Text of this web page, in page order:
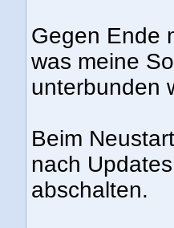
Gegen Ende
was meine
unterbunden
Beim
nach
abschalten.